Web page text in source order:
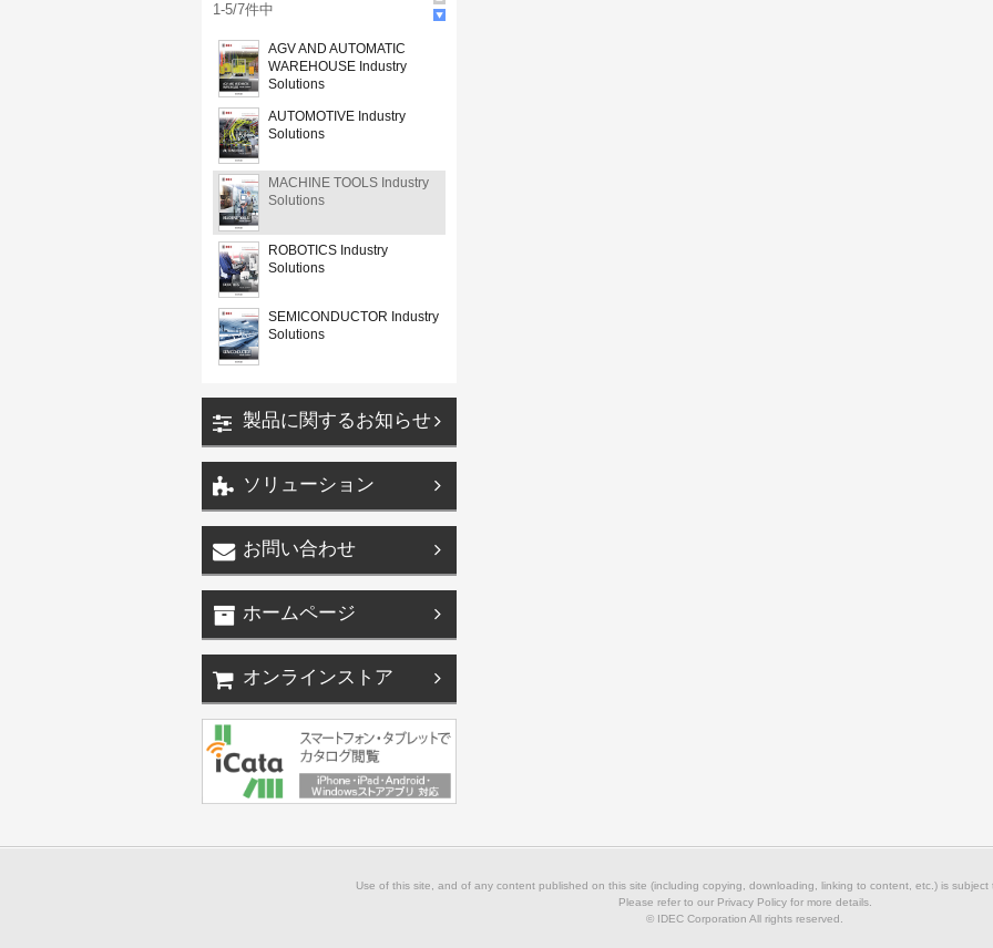
1-5/7件中
AGV AND AUTOMATIC
WAREHOUSE Industry
Solutions
AUTOMOTIVE Industry
Solutions
MACHINE TOOLS Industry
Solutions
ROBOTICS Industry
Solutions
SEMICONDUCTOR Industry
Solutions
製品に関するお知らせ
ソリューション
お問い合わせ
ホームページ
オンラインストア
Use of this site, and of any content published on this site (including copying, downloading, linking to content, etc.) is subject
Please refer to our Privacy Policy for more details.
© IDEC Corporation All rights reserved.